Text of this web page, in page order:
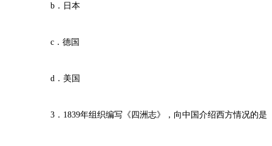
b．日本
c．德国
d．美国
3．1839年组织编写《四洲志》，向中国介绍西方情况的